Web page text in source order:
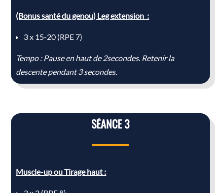
(Bonus santé du genou) Leg extension :
3 x 15-20 (RPE 7)
Tempo : Pause en haut de 2secondes. Retenir la
descente pendant 3 secondes.
SÉANCE 3
Muscle-up ou Tirage haut :